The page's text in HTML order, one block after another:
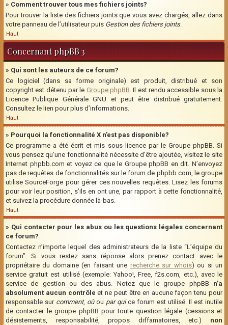
» Comment trouver tous mes fichiers joints?
Pour trouver la liste des fichiers joints que vous avez chargés, allez dans
votre panneau de l’utilisateur puis Gestion des fichiers joints.
Haut
Concernant phpBB 3
» Qui sont les auteurs de ce forum?
Ce logiciel (dans sa forme originale) est produit, distribué et son
copyright est détenu par le Groupe phpBB. Il est rendu accessible sous la
Licence Publique Générale GNU et peut être distribué gratuitement.
Consultez le lien pour plus d’informations.
Haut
» Pourquoi la fonctionnalité X n’est pas disponible?
Ce programme a été écrit et mis sous licence par le Groupe phpBB. Si
vous pensez qu’une fonctionnalité nécessite d’être ajoutée, visitez le site
Internet phpbb.com et voyez ce que le Groupe phpBB en dit. N’envoyez
pas de requêtes de fonctionnalités sur le forum de phpbb.com, le groupe
utilise SourceForge pour gérer ces nouvelles requêtes. Lisez les forums
pour voir leur position, s’ils en ont une, par rapport à cette fonctionnalité,
et suivez la procédure donnée là-bas.
Haut
» Qui contacter pour les abus ou les questions légales concernant
ce forum?
Contactez n’importe lequel des administrateurs de la liste “L’équipe du
forum”. Si vous restez sans réponse alors prenez contact avec le
propriétaire du domaine (en faisant une recherche sur whois) ou si un
service gratuit est utilisé (exemple: Yahoo!, Free, f2s.com, etc.), avec le
service de gestion ou des abus. Notez que le groupe phpBB n’a
absolument aucun contrôle et ne peut être en aucune façon tenu pour
responsable sur comment, oùou par quice forum est utilisé. Il est inutile
de contacter le groupe phpBB pour toute question légale (cessions et
désistements, responsabilité, propos diffamatoires, etc.) non